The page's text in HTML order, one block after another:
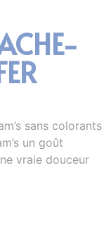
sans colorants
un goût
vraie douceur